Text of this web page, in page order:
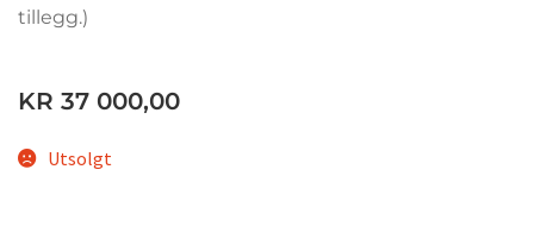
tillegg.)
KR 37 000,00
Utsolgt